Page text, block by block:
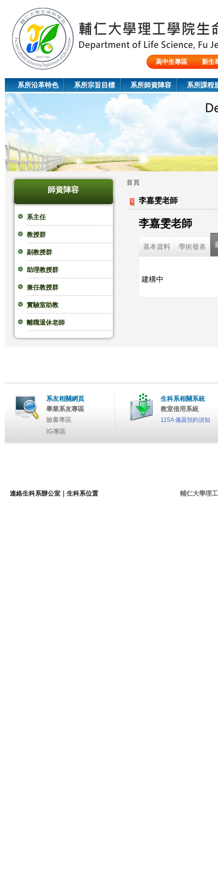
高中生專區
新生
系所沿革特色 系所宗旨目標 系所師資陣容 系所課程
師資陣容
系主任
教授群
副教授群
助理教授群
兼任教授群
實驗室助教
離職退休老師
您
首頁
李嘉雯老師
李嘉雯老師
基本資料 學術發表
建構中
系友相關網頁
畢業系友專區
臉書專區
IG專區
生科系相關系統
教室借用系統
115A 儀器預約須知
連絡生科系辦公室 生科系位置 輔仁大學理